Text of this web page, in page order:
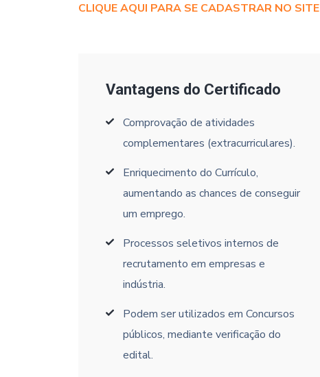
CLIQUE AQUI PARA SE CADASTRAR NO SITE
Vantagens do Certificado
Comprovação de atividades
complementares (extracurriculares).
Enriquecimento do Currículo,
aumentando as chances de conseguir
um emprego.
Processos seletivos internos de
recrutamento em empresas e
indústria.
Podem ser utilizados em Concursos
públicos, mediante verificação do
edital.